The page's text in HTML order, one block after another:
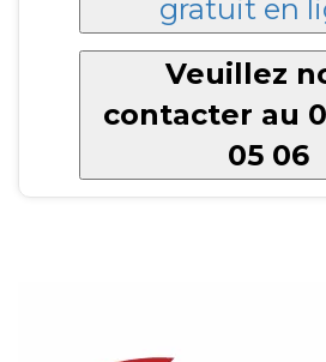
gratuit en
Veuillez
contacter au
05 06